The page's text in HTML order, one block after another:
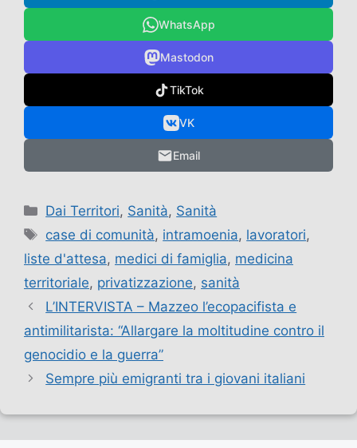
WhatsApp
Mastodon
TikTok
VK
Email
Categorie
Dai Territori, Sanità, Sanità
Tag
case di comunità, intramoenia, lavoratori,
liste d'attesa, medici di famiglia, medicina
territoriale, privatizzazione, sanità
L’INTERVISTA – Mazzeo l’ecopacifista e
antimilitarista: “Allargare la moltitudine contro il
genocidio e la guerra”
Sempre più emigranti tra i giovani italiani